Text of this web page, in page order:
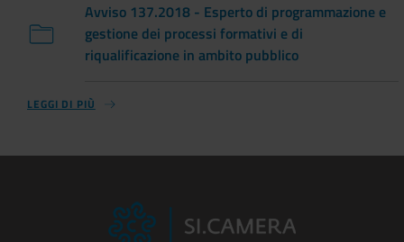
Avviso 137.2018 - Esperto di programmazione e
gestione dei processi formativi e di
riqualificazione in ambito pubblico
LEGGI DI PIÙ